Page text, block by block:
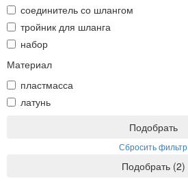
соединитель со шлангом
тройник для шланга
набор
Материал
пластмасса
латунь
Подобрать
Сбросить фильтр
Подобрать (2)